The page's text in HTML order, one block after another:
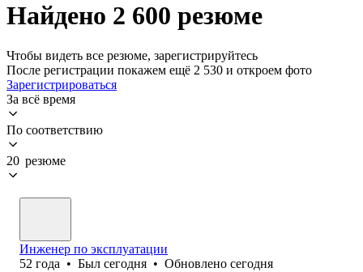
Найдено 2 600 резюме
Чтобы видеть все резюме, зарегистрируйтесь
После регистрации покажем ещё 2 530 и откроем фото
Зарегистрироваться
За всё время
По соответствию
20 резюме
Инженер по эксплуатации
52 года • Был сегодня • Обновлено сегодня